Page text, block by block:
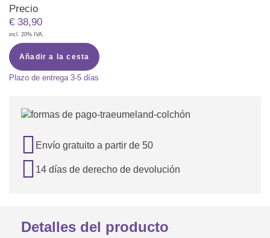
LOTES DE REGALO Y PROMOCIONES
Precio
€ 38,90
incl. 20% IVA.
Añadir a la cesta
Plazo de entrega 3-5 días
 Envío gratuito a partir de 50
 14 días de derecho de devolución
Detalles del producto